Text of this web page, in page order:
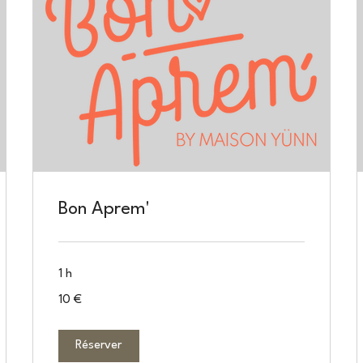
Bon Aprem'
1 h
euros
10 €
Réserver